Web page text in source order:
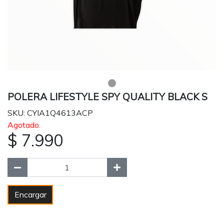
POLERA LIFESTYLE SPY QUALITY BLACK S
SKU: CYIA1Q4613ACP
Agotado.
$ 7.990
Encargar